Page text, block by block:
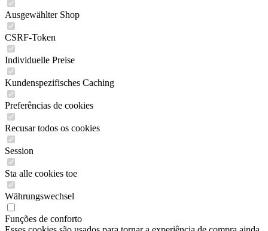
Ausgewählter Shop
CSRF-Token
Individuelle Preise
Kundenspezifisches Caching
Preferências de cookies
Recusar todos os cookies
Session
Sta alle cookies toe
Währungswechsel
Funções de conforto